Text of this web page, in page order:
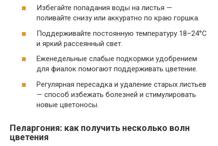
Избегайте попадания воды на листья —
поливайте снизу или аккуратно по краю горшка.
Поддерживайте постоянную температуру 18–24°C
и яркий рассеянный свет.
Еженедельные слабые подкормки удобрением
для фиалок помогают поддерживать цветение.
Регулярная пересадка и удаление старых листьев
— способ избежать болезней и стимулировать
новые цветоносы.
Пеларгония: как получить несколько волн
цветения